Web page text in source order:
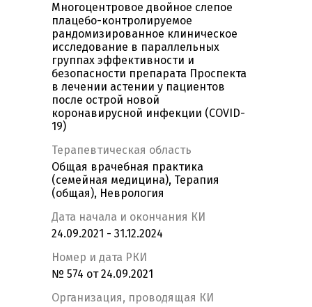
Многоцентровое двойное слепое
плацебо-контролируемое
рандомизированное клиническое
исследование в параллельных
группах эффективности и
безопасности препарата Проспекта
в лечении астении у пациентов
после острой новой
коронавирусной инфекции (COVID-
19)
Терапевтическая область
Общая врачебная практика
(семейная медицина), Терапия
(общая), Неврология
Дата начала и окончания КИ
24.09.2021 - 31.12.2024
Номер и дата РКИ
№ 574 от 24.09.2021
Организация, проводящая КИ